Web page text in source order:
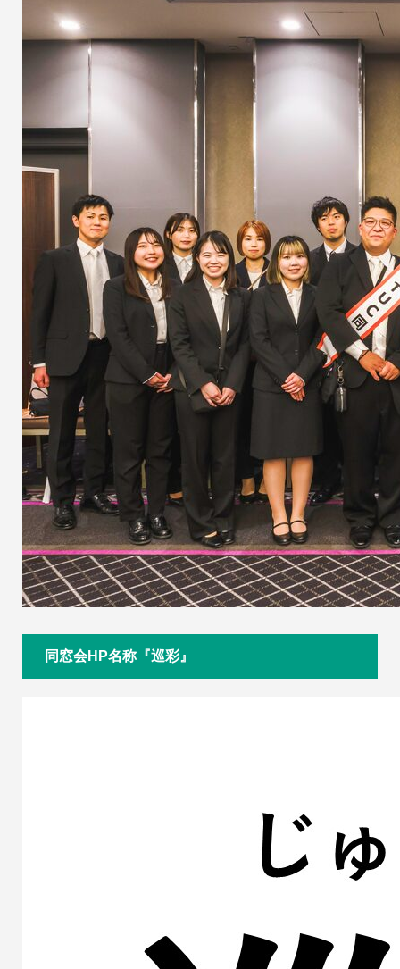
同窓会HP名称『巡彩』